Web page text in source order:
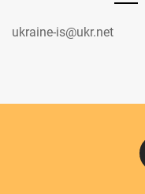
ukraine-is@ukr.net